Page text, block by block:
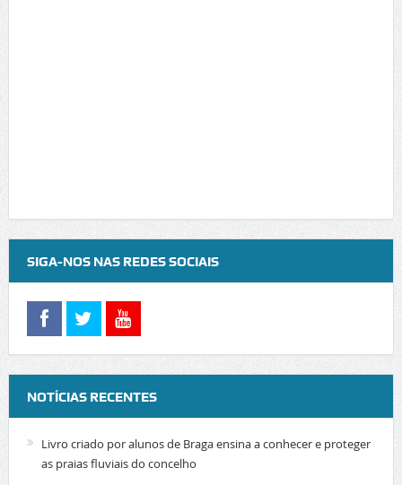
SIGA-NOS NAS REDES SOCIAIS
NOTÍCIAS RECENTES
Livro criado por alunos de Braga ensina a conhecer e proteger
as praias fluviais do concelho